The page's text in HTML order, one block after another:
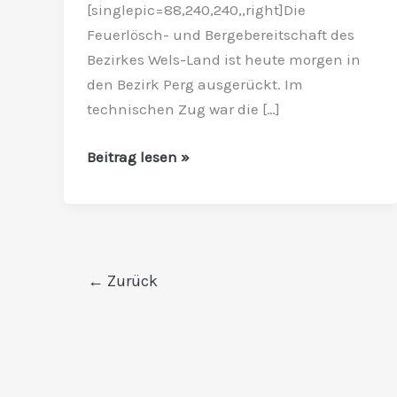
[singlepic=88,240,240,,right]Die
Feuerlösch- und Bergebereitschaft des
Bezirkes Wels-Land ist heute morgen in
den Bezirk Perg ausgerückt. Im
technischen Zug war die […]
2002:
Beitrag lesen »
← Zurück